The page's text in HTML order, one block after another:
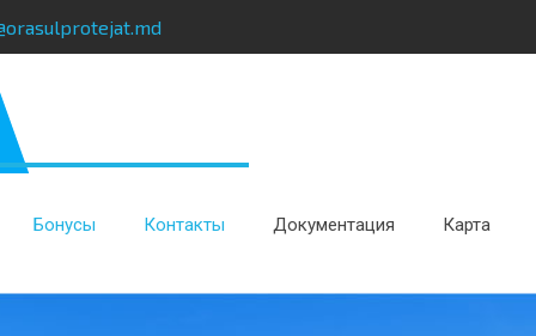
Бонусы Контакты Документация Карта